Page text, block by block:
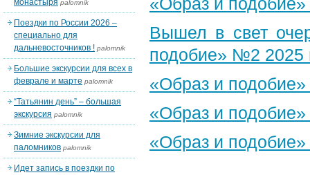
Вышел в свет
подобие» №2 2025
«Образ и
«Образ и
«Образ и
монастыря palomnik
Поездки по России 2026 –
специально для
дальневосточников ! palomnik
Большие экскурсии для всех в
феврале и марте palomnik
“Татьянин день” – большая
экскурсия palomnik
Зимние экскурсии для
паломников palomnik
Идет запись в поездки по